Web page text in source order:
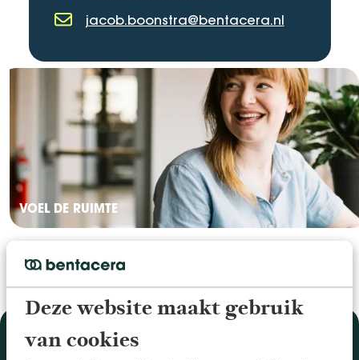
Deze website maakt gebruik
van cookies
LinkedIn Profiel
jacob.boonstra@bentacera.nl
VOEL DE RUIMTE
Diensten